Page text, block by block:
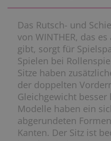
Das Rutsch- und
von WINTHER, das
gibt, sorgt für
Spielen bei
Sitze haben
der doppelten
Gleichgewicht besser
Modelle haben ein
abgerundeten
Kanten. Der Sitz ist